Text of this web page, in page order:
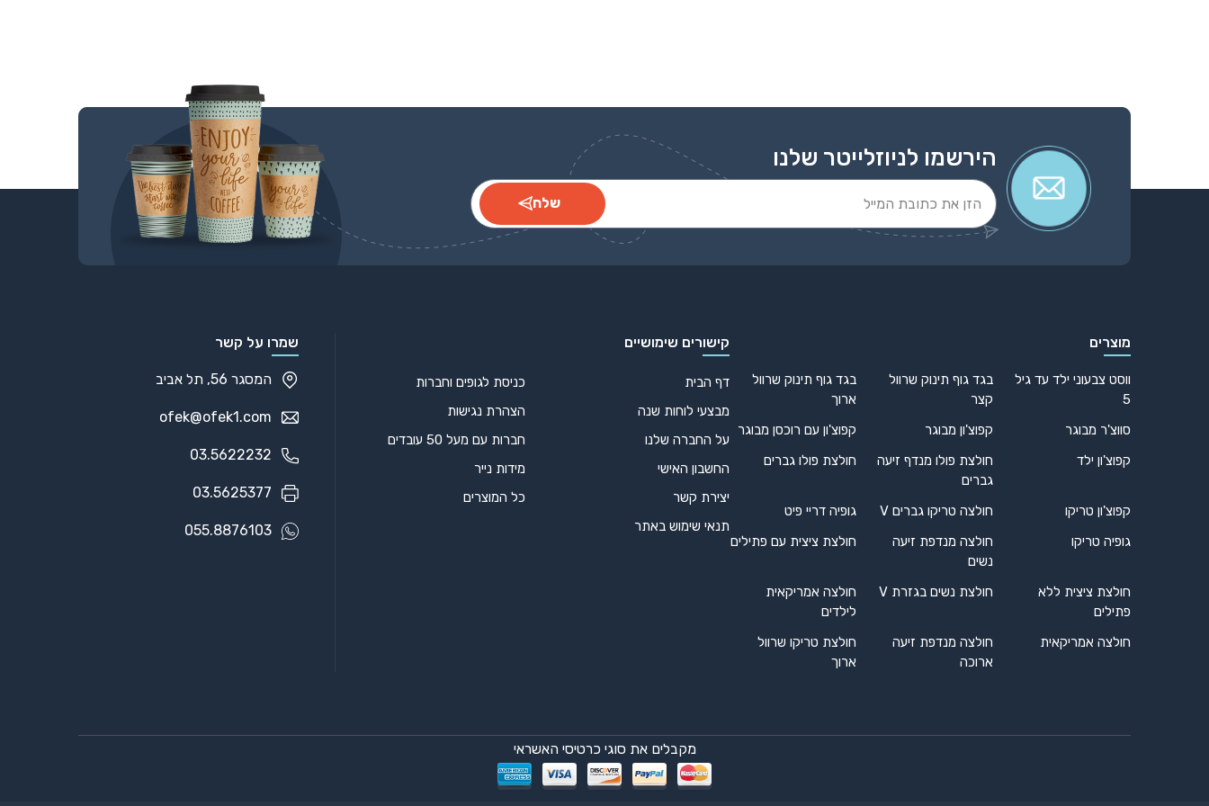
הירשמו לניוזלייטר שלנו
שלח
Alternative:
מוצרים
ווסט צבעוני ילד עד גיל
5
בגד גוף תינוק שרוול
קצר
בגד גוף תינוק שרוול
ארוך
סווצ'ר מבוגר
קפוצ'ון מבוגר
קפוצ'ון עם רוכסן מבוגר
קפוצ'ון ילד
חולצת פולו מנדף זיעה
גברים
חולצת פולו גברים
קפוצ'ון טריקו חולצה טריקו גברים V
גופיה דריי פיט
גופיה טריקו
חולצה מנדפת זיעה
נשים
חולצת ציצית עם פתילים
חולצת ציצית ללא
פתילים
חולצת נשים בגזרת V
חולצה אמריקאית
לילדים
חולצה אמריקאית
חולצה מנדפת זיעה
ארוכה
חולצת טריקו שרוול
ארוך
קישורים שימושיים
דף הבית
מבצעי לוחות שנה
על החברה שלנו
החשבון האישי
יצירת קשר
תנאי שימוש באתר
כניסת לגופים וחברות
הצהרת נגישות
חברות עם מעל 50 עובדים
מידות נייר
כל המוצרים
שמרו על קשר
המסגר 56, תל אביב
ofek@ofek1.com
03.5622232
03.5625377
055.8876103
מקבלים את סוגי כרטיסי האשראי